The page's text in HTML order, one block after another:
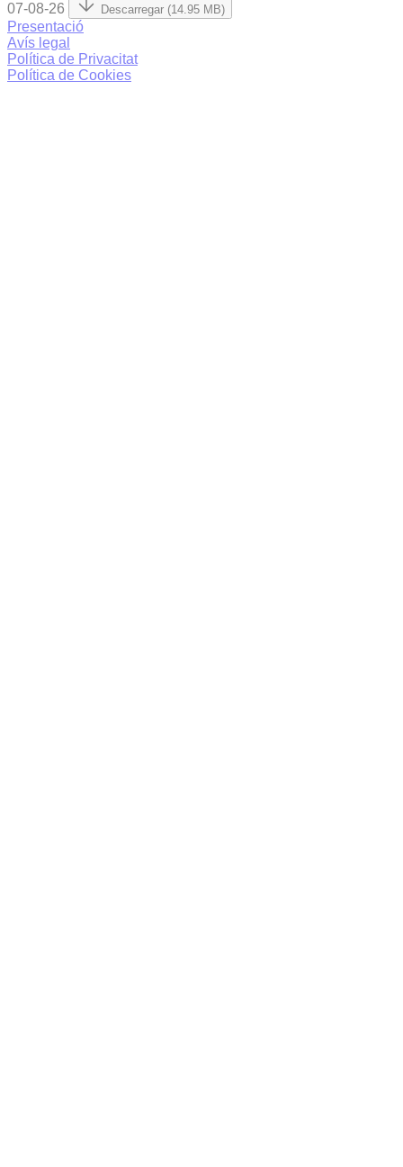
07-08-26 Descarregar (14.95 MB)
Presentació
Avís legal
Política de Privacitat
Política de Cookies